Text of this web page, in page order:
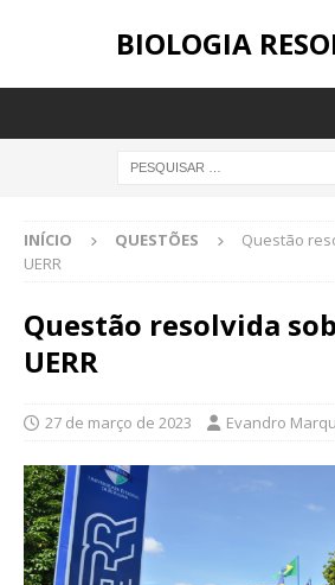
BIOLOGIA
INÍCIO QUESTÕES
Questão
UERR
Questão resolvida
UERR
27 de março de 2023 Evandro